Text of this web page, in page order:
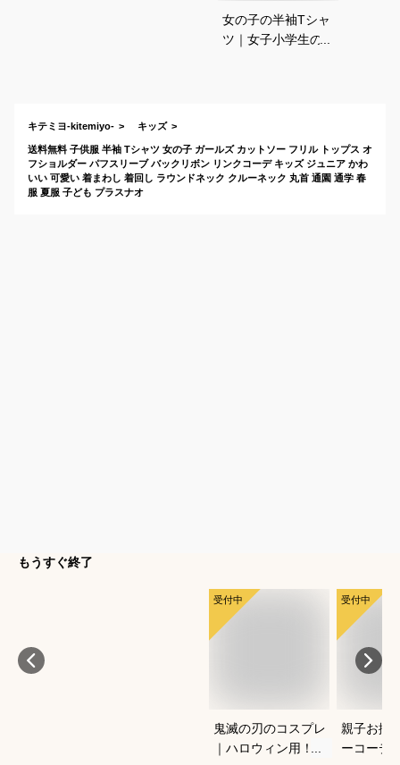
女の子の半袖Tシャ
ツ｜女子小学生のお
キテミヨ-kitemiyo- キッズ
送料無料 子供服 半袖 Tシャツ 女の子 ガールズ カットソー フリル トップス オ
フショルダー パフスリーブ バックリボン リンクコーデ キッズ ジュニア かわ
いい 可愛い 着まわし 着回し ラウンドネック クルーネック 丸首 通園 通学 春
服 夏服 子ども プラスナオ
もうすぐ終了
受付中
鬼滅の刃のコスプレ
｜ハロウィン用！キ
受付中
親子お揃
ーコーデ